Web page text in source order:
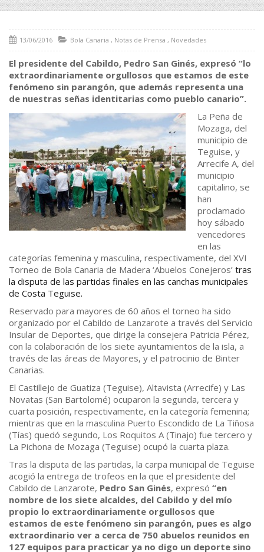
13/06/2016 Bola Canaria , Notas de Prensa , Novedades
El presidente del Cabildo, Pedro San Ginés, expresó “lo
extraordinariamente orgullosos que estamos de este
fenómeno sin parangón, que además representa una
de nuestras señas identitarias como pueblo canario”.
La Peña de
Mozaga, del
municipio de
Teguise, y
Arrecife A, del
municipio
capitalino, se
han
proclamado
hoy sábado
vencedores
en las
categorías femenina y masculina, respectivamente, del XVI
Torneo de Bola Canaria de Madera ‘Abuelos Conejeros’ tras
la disputa de las partidas finales en las canchas municipales
de Costa Teguise.
Reservado para mayores de 60 años el torneo ha sido
organizado por el Cabildo de Lanzarote a través del Servicio
Insular de Deportes, que dirige la consejera Patricia Pérez,
con la colaboración de los siete ayuntamientos de la isla, a
través de las áreas de Mayores, y el patrocinio de Binter
Canarias.
El Castillejo de Guatiza (Teguise), Altavista (Arrecife) y Las
Novatas (San Bartolomé) ocuparon la segunda, tercera y
cuarta posición, respectivamente, en la categoría femenina;
mientras que en la masculina Puerto Escondido de La Tiñosa
(Tías) quedó segundo, Los Roquitos A (Tinajo) fue tercero y
La Pichona de Mozaga (Teguise) ocupó la cuarta plaza.
Tras la disputa de las partidas, la carpa municipal de Teguise
acogió la entrega de trofeos en la que el presidente del
Cabildo de Lanzarote, Pedro San Ginés, expresó “en
nombre de los siete alcaldes, del Cabildo y del mío
propio lo extraordinariamente orgullosos que
estamos de este fenómeno sin parangón, pues es algo
extraordinario ver a cerca de 750 abuelos reunidos en
127 equipos para practicar ya no digo un deporte sino